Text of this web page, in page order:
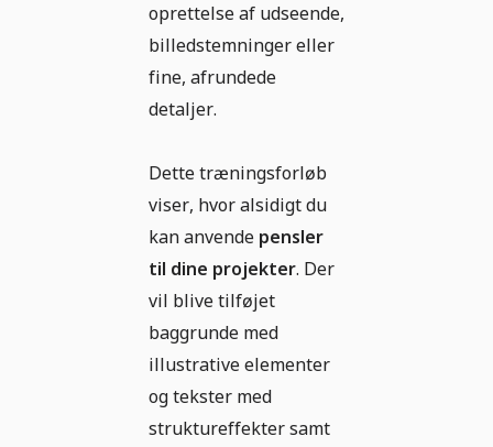
oprettelse af udseende,
billedstemninger eller
fine, afrundede
detaljer.
Dette træningsforløb
viser, hvor alsidigt du
kan anvende pensler
til dine projekter. Der
vil blive tilføjet
baggrunde med
illustrative elementer
og tekster med
struktureffekter samt